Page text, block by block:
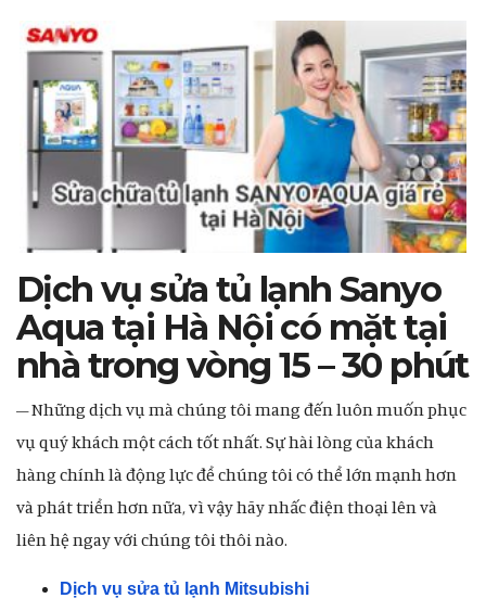
Dịch vụ sửa tủ lạnh Sanyo
Aqua tại Hà Nội có mặt tại
nhà trong vòng 15 – 30 phút
– Những dịch vụ mà chúng tôi mang đến luôn muốn phục
vụ quý khách một cách tốt nhất. Sự hài lòng của khách
hàng chính là động lực để chúng tôi có thể lớn mạnh hơn
và phát triển hơn nữa, vì vậy hãy nhấc điện thoại lên và
liên hệ ngay với chúng tôi thôi nào.
Dịch vụ sửa tủ lạnh Mitsubishi